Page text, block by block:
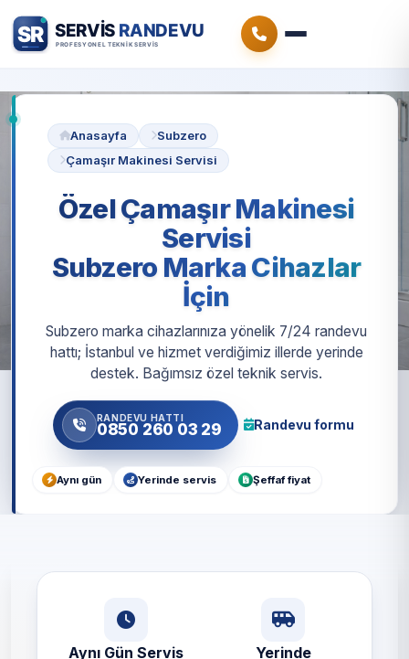
Anasayfa
Subzero
Çamaşır Makinesi Servisi
Özel Çamaşır Makinesi
Servisi
Subzero Marka Cihazlar
İçin
Subzero marka cihazlarınıza yönelik 7/24 randevu
hattı; İstanbul ve hizmet verdiğimiz illerde yerinde
destek. Bağımsız özel teknik servis.
RANDEVU HATTI
0850 260 03 29 Randevu formu
Aynı gün Yerinde servis Şeffaf fiyat
Aynı Gün Servis
Yerinde